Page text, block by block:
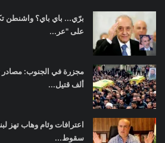
برّي... باي باي؟ واشنطن
على "عر...
ألف قتيل...
اعترافات وئام وهاب تهز
سقوط...